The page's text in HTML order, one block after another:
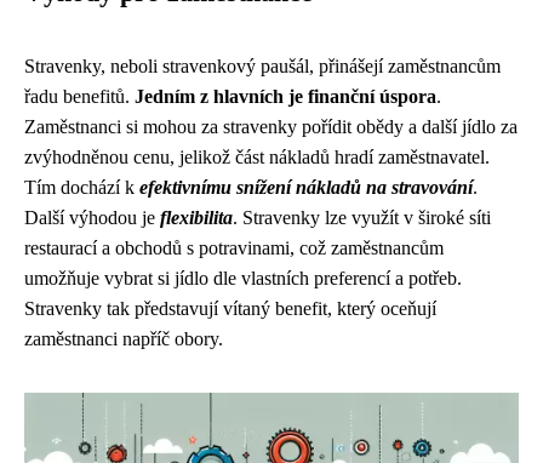
Stravenky, neboli stravenkový paušál, přinášejí zaměstnancům
řadu benefitů. Jedním z hlavních je finanční úspora.
Zaměstnanci si mohou za stravenky pořídit obědy a další jídlo za
zvýhodněnou cenu, jelikož část nákladů hradí zaměstnavatel.
Tím dochází k efektivnímu snížení nákladů na stravování.
Další výhodou je flexibilita. Stravenky lze využít v široké síti
restaurací a obchodů s potravinami, což zaměstnancům
umožňuje vybrat si jídlo dle vlastních preferencí a potřeb.
Stravenky tak představují vítaný benefit, který oceňují
zaměstnanci napříč obory.